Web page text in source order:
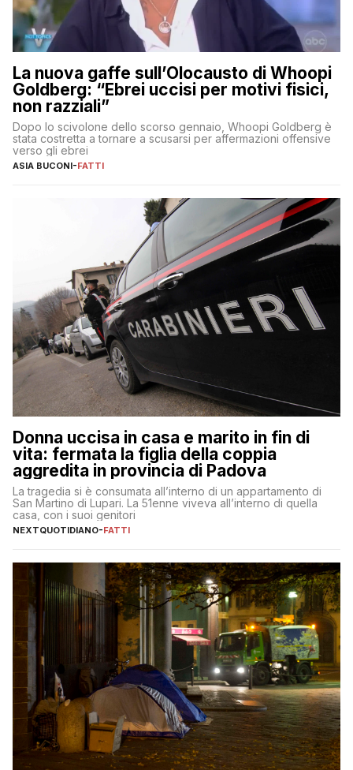
La nuova gaffe sull’Olocausto di Whoopi
Goldberg: “Ebrei uccisi per motivi fisici,
non razziali”
Dopo lo scivolone dello scorso gennaio, Whoopi Goldberg è
stata costretta a tornare a scusarsi per affermazioni offensive
verso gli ebrei
ASIA BUCONI-FATTI
Donna uccisa in casa e marito in fin di
vita: fermata la figlia della coppia
aggredita in provincia di Padova
La tragedia si è consumata all’interno di un appartamento di
San Martino di Lupari. La 51enne viveva all’interno di quella
casa, con i suoi genitori
NEXTQUOTIDIANO-FATTI